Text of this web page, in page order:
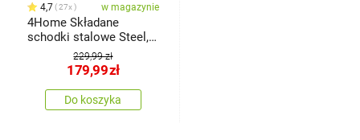
4,7 27x w magazynie
4Home Składane
schodki stalowe Steel, 3
stopnie, czarny
229,99 zł
179,99zł
Do koszyka